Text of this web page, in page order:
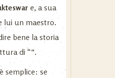
e, a sua
lui un maestro.
bene la storia
di ““.
semplice: se